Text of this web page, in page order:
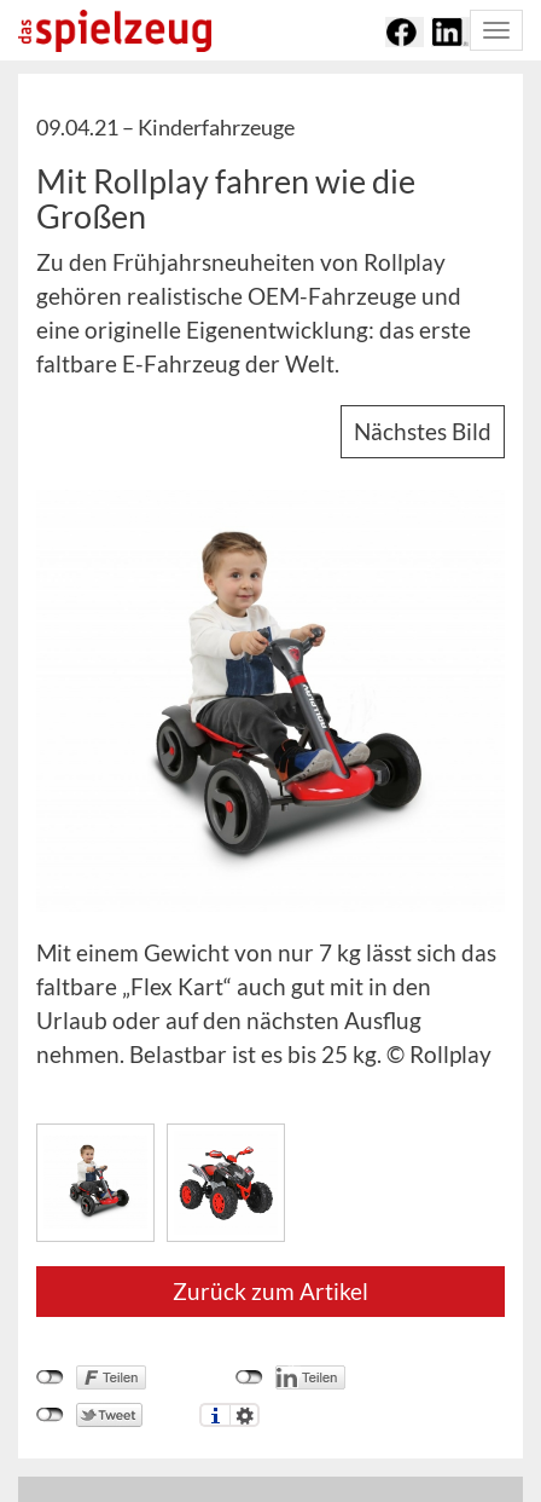
09.04.21 – Kinderfahrzeuge
Mit Rollplay fahren wie die
Großen
Zu den Frühjahrsneuheiten von Rollplay
gehören realistische OEM-Fahrzeuge und
eine originelle Eigenentwicklung: das erste
faltbare E-Fahrzeug der Welt.
Nächstes Bild
Mit einem Gewicht von nur 7 kg lässt sich das
faltbare „Flex Kart“ auch gut mit in den
Urlaub oder auf den nächsten Ausflug
nehmen. Belastbar ist es bis 25 kg. © Rollplay
Zurück zum Artikel